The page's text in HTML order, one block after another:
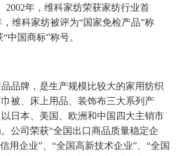
2002年，维科家纺荣获家纺行业首
，维科家纺被评为“国家免检产品”称
中国商标”称号。
品牌，是生产规模比较大的家用纺织
被、床上用品、装饰布三大系列产
日本、美国、欧洲和中国四大主销市
公司荣获“全国出口商品质量稳定企
用企业”、“全国高新技术企业”、“全国